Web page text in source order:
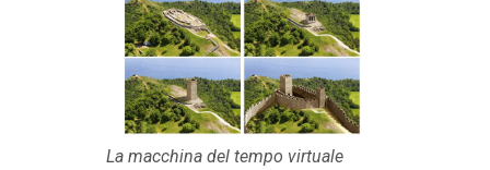
La macchina del tempo virtuale